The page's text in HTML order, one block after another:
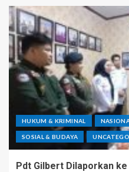
HUKUM & KRIMINAL
SOSIAL & BUDAYA
Pdt Gilbert Dilaporkan